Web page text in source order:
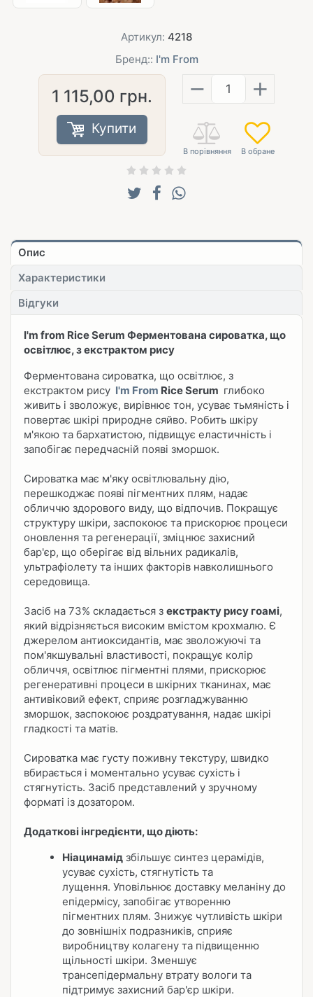
Артикул: 4218
Бренд:: I'm From
1 115,00 грн.
Купити
− +
Опис
Характеристики
Відгуки
I'm from Rice Serum Ферментована сироватка, що
освітлює, з екстрактом рису
Ферментована сироватка, що освітлює, з
екстрактом рису I'm From Rice Serum глибоко
живить і зволожує, вирівнює тон, усуває тьмяність і
повертає шкірі природне сяйво. Робить шкіру
м'якою та бархатистою, підвищує еластичність і
запобігає передчасній появі зморшок.
Сироватка має м'яку освітлювальну дію,
перешкоджає появі пігментних плям, надає
обличчю здорового виду, що відпочив. Покращує
структуру шкіри, заспокоює та прискорює процеси
оновлення та регенерації, зміцнює захисний
бар'єр, що оберігає від вільних радикалів,
ультрафіолету та інших факторів навколишнього
середовища.
Засіб на 73% складається з екстракту рису гоамі,
який відрізняється високим вмістом крохмалю. Є
джерелом антиоксидантів, має зволожуючі та
пом'якшувальні властивості, покращує колір
обличчя, освітлює пігментні плями, прискорює
регенеративні процеси в шкірних тканинах, має
антивіковий ефект, сприяє розгладжуванню
зморшок, заспокоює роздратування, надає шкірі
гладкості та матів.
Сироватка має густу поживну текстуру, швидко
вбирається і моментально усуває сухість і
стягнутість. Засіб представлений у зручному
форматі із дозатором.
Додаткові інгредієнти, що діють:
Ніацинамід збільшує синтез церамідів,
усуває сухість, стягнутість та
лущення. Уповільнює доставку меланіну до
епідермісу, запобігає утворенню
пігментних плям. Знижує чутливість шкіри
до зовнішніх подразників, сприяє
виробництву колагену та підвищенню
щільності шкіри. Зменшує
трансепідермальну втрату вологи та
підтримує захисний бар'єр шкіри.